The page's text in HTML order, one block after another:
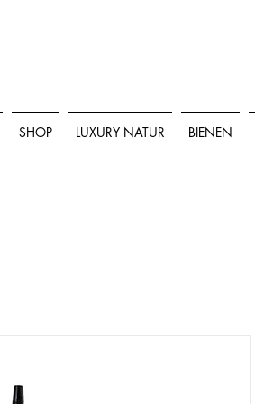
SHOP LUXURY NATUR BIENEN